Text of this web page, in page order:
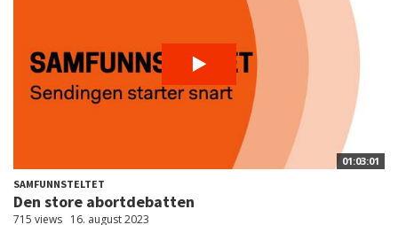
01:03:01
SAMFUNNSTELTET
Den store abortdebatten
715 views 16. august 2023